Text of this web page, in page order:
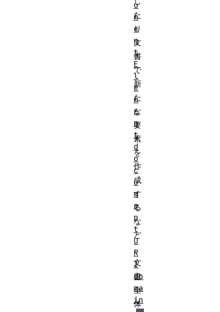
た
り
文
書
で
新
た
な
要
素
を
作
成
す
る
な
ど
、
文
書
全
体
u
m
e
n
t
E
l
e
m
e
n
t
d
o
c
u
m
e
n
t
U
R
I
do
ma
in